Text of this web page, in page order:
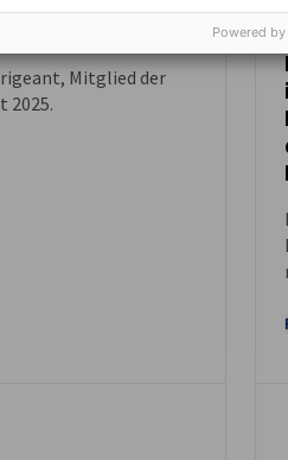
Mitglied der
2025.
Powered by